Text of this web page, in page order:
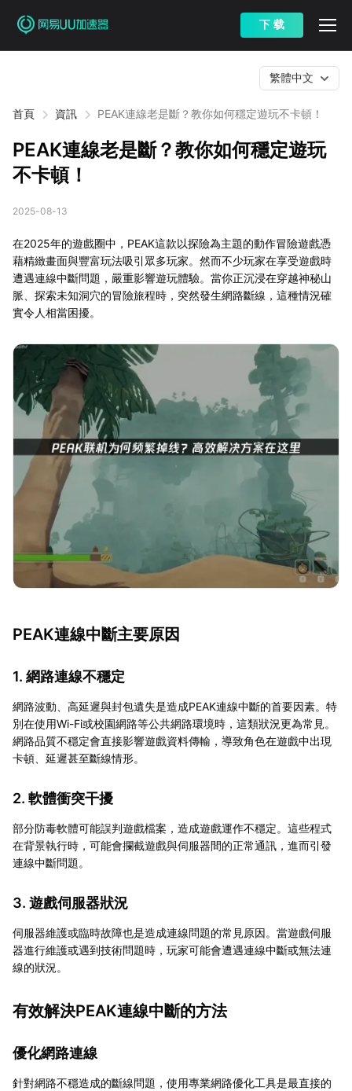
下 载
首頁 資訊 PEAK連線老是斷？教你如何穩定遊玩不卡頓！
繁體中文
PEAK連線老是斷？教你如何穩定遊玩
不卡頓！
2025-08-13
在2025年的遊戲圈中，PEAK這款以探險為主題的動作冒險遊戲憑
藉精緻畫面與豐富玩法吸引眾多玩家。然而不少玩家在享受遊戲時
遭遇連線中斷問題，嚴重影響遊玩體驗。當你正沉浸在穿越神秘山
脈、探索未知洞穴的冒險旅程時，突然發生網路斷線，這種情況確
實令人相當困擾。
PEAK連線中斷主要原因
1. 網路連線不穩定
網路波動、高延遲與封包遺失是造成PEAK連線中斷的首要因素。特
別在使用Wi-Fi或校園網路等公共網路環境時，這類狀況更為常見。
網路品質不穩定會直接影響遊戲資料傳輸，導致角色在遊戲中出現
卡頓、延遲甚至斷線情形。
2. 軟體衝突干擾
部分防毒軟體可能誤判遊戲檔案，造成遊戲運作不穩定。這些程式
在背景執行時，可能會攔截遊戲與伺服器間的正常通訊，進而引發
連線中斷問題。
3. 遊戲伺服器狀況
伺服器維護或臨時故障也是造成連線問題的常見原因。當遊戲伺服
器進行維護或遇到技術問題時，玩家可能會遭遇連線中斷或無法連
線的狀況。
有效解決PEAK連線中斷的方法
優化網路連線
針對網路不穩造成的斷線問題，使用專業網路優化工具是最直接的